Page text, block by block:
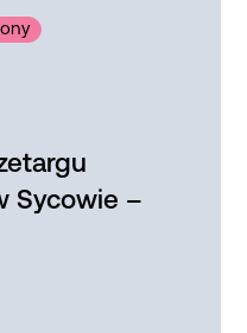
Sycowie –